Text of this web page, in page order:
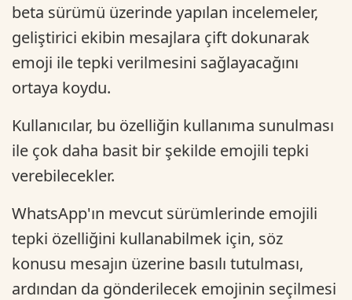
beta sürümü üzerinde yapılan incelemeler,
geliştirici ekibin mesajlara çift dokunarak
emoji ile tepki verilmesini sağlayacağını
ortaya koydu.
Kullanıcılar, bu özelliğin kullanıma sunulması
ile çok daha basit bir şekilde emojili tepki
verebilecekler.
WhatsApp'ın mevcut sürümlerinde emojili
tepki özelliğini kullanabilmek için, söz
konusu mesajın üzerine basılı tutulması,
ardından da gönderilecek emojinin seçilmesi